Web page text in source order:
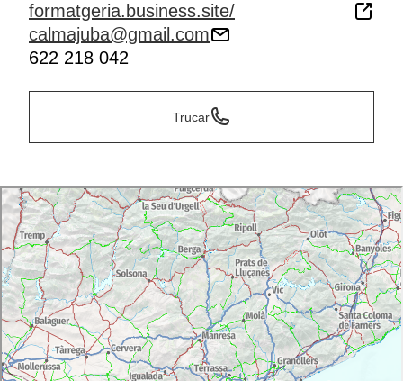
formatgeria.business.site/
calmajuba@gmail.com
622 218 042
Trucar